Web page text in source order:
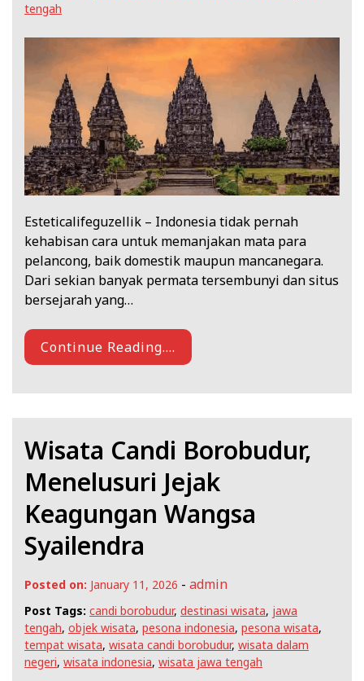
tengah
Esteticalifeguzellik – Indonesia tidak pernah
kehabisan cara untuk memanjakan mata para
pelancong, baik domestik maupun mancanegara.
Dari sekian banyak permata tersembunyi dan situs
bersejarah yang…
Continue Reading....
Wisata Candi Borobudur,
Menelusuri Jejak
Keagungan Wangsa
Syailendra
Posted on: January 11, 2026 - admin
Post Tags: candi borobudur, destinasi wisata, jawa
tengah, objek wisata, pesona indonesia, pesona wisata,
tempat wisata, wisata candi borobudur, wisata dalam
negeri, wisata indonesia, wisata jawa tengah